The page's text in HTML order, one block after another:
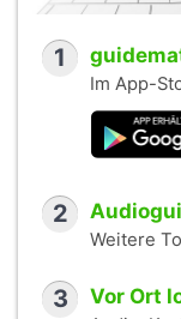
1
Im App-
2
Weitere
3 Vor Ort